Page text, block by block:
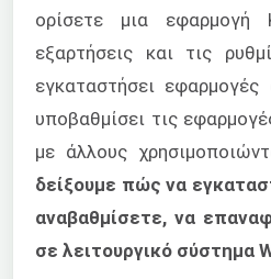
ορίσετε μια εφαρμογή
εξαρτήσεις και τις
εγκαταστήσει
υποβαθμίσει τις
με άλλους
δείξουμε πώς να
αναβαθμίσετε, να
σε λειτουργικό σύστημα